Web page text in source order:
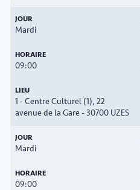
Mardi
09:00
1 - Centre Culturel (1), 22
avenue de la Gare - 30700 UZES
Mardi
09:00